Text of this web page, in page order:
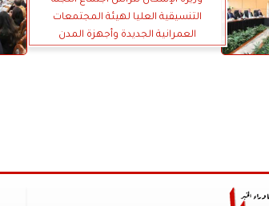
التنسيقية العليا لهيئة المجتمعات
العمرانية الجديدة وأجهزة المدن